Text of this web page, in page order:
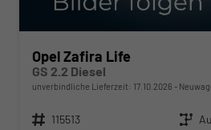
Opel Zafira Life
GS 2.2 Diesel
unverbindliche Lieferzeit: 17.10.2026
Fahrzeugnr. 115513 Getriebe